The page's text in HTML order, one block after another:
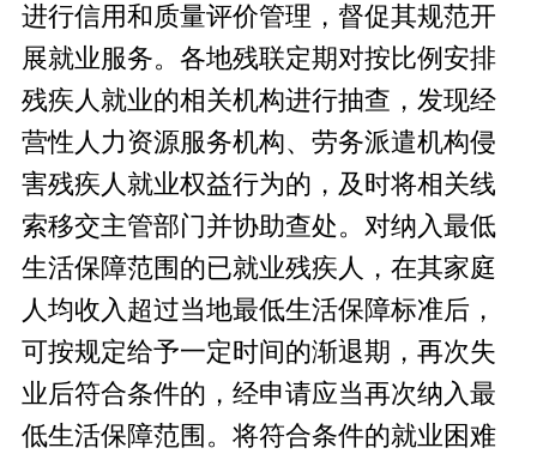
进行信用和质量评价管理，督促其规范开
展就业服务。各地残联定期对按比例安排
残疾人就业的相关机构进行抽查，发现经
营性人力资源服务机构、劳务派遣机构侵
害残疾人就业权益行为的，及时将相关线
索移交主管部门并协助查处。对纳入最低
生活保障范围的已就业残疾人，在其家庭
人均收入超过当地最低生活保障标准后，
可按规定给予一定时间的渐退期，再次失
业后符合条件的，经申请应当再次纳入最
低生活保障范围。将符合条件的就业困难